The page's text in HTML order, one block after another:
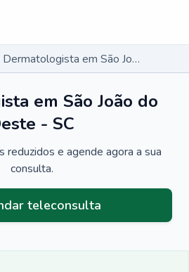
Dermatologista em São João do Oeste - SC
em São João do
- SC
e agende agora a sua
consulta.
teleconsulta